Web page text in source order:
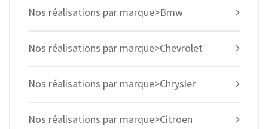
Nos réalisations par marque>Bmw
Nos réalisations par marque>Chevrolet
Nos réalisations par marque>Chrysler
Nos réalisations par marque>Citroen